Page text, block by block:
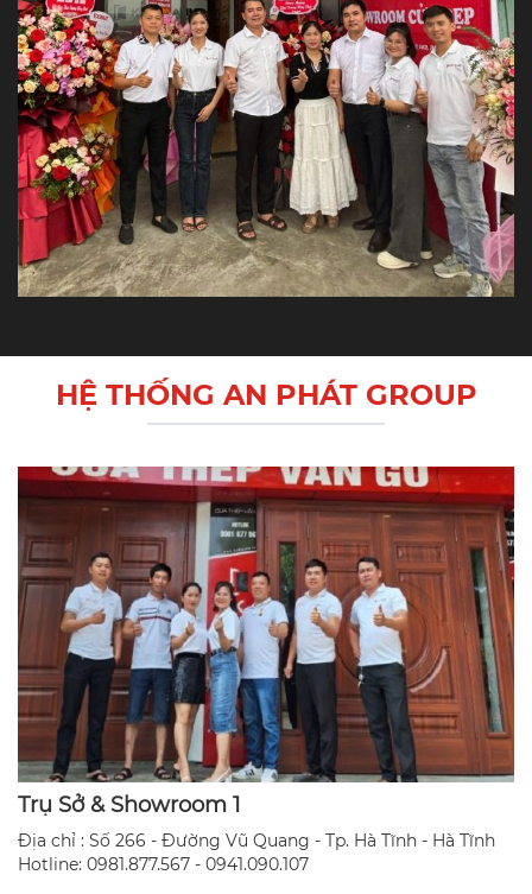
HỆ THỐNG AN PHÁT GROUP
Trụ Sở & Showroom 1
Địa chỉ : Số 266 - Đường Vũ Quang - Tp. Hà Tĩnh - Hà Tĩnh
Hotline: 0981.877.567 - 0941.090.107